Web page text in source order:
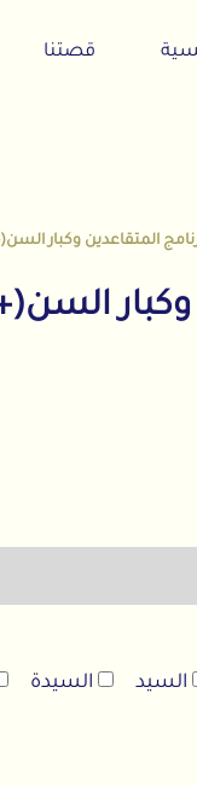
قصتنا
المتقاعدين وكبار السن(+٥٥سنة)
السن(+٥٥سنة)
السيد السيدة